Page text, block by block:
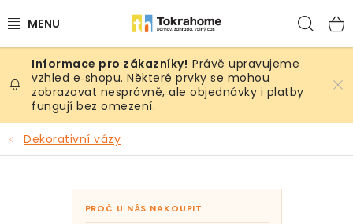
na
Výrobky
Místnosti
Venkovní prostory
Sezóna & Volný čas
Právě upravujeme
vzhled e‑shopu. Některé prvky se mohou
zobrazovat nesprávně, ale objednávky i platby
fungují bez omezení.
Dekorativní vázy
PROČ U NÁS NAKOUPIT